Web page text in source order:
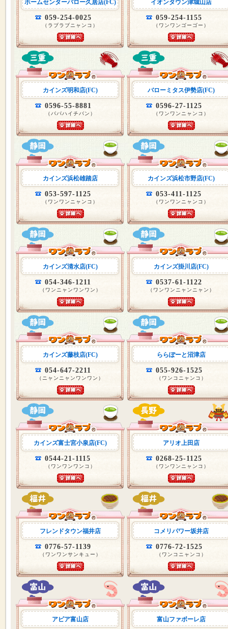
ホームセンターバロー久居店(FC)
059-254-0025
（ラブラブニャンコ）
イオンタウン津城山店
059-254-1155
（ワンワンゴーゴー）
カインズ明和店(FC)
0596-55-8881
（パパハイチバン）
バローミタス伊勢店(FC)
0596-27-1125
（ワンワンニャンコ）
カインズ浜松雄踏店
053-597-1125
（ワンワンニャンコ）
カインズ浜松市野店(FC)
053-411-1125
（ワンワンニャンコ）
カインズ清水店(FC)
054-346-1211
（ワンニャンワンワン）
カインズ掛川店(FC)
0537-61-1122
（ワンワンニャンニャン）
カインズ藤枝店(FC)
054-647-2211
（ニャンニャンワンワン）
ららぽーと沼津店
055-926-1525
（ワンコニャンコ）
カインズ富士宮小泉店(FC)
0544-21-1115
（ワンワンワンコ）
アリオ上田店
0268-25-1125
（ワンワンニャンコ）
フレンドタウン福井店
0776-57-1139
（ワンワンサンキュー）
コメリパワー坂井店
0776-72-1525
（ワンコニャンコ）
アピア富山店 富山ファボーレ店